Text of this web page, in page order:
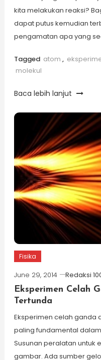
kita melakukan reaksi?
dapat putus kemudian
pengamatan apa yang
Tagged atom ,
molekul
Baca lebih lanjut
Fisika
June 29, 2014
Redaksi
Eksperimen Celah
Tertunda
Eksperimen celah ganda
paling fundamental
Susunan peralatan untuk
gambar. Ada sumber